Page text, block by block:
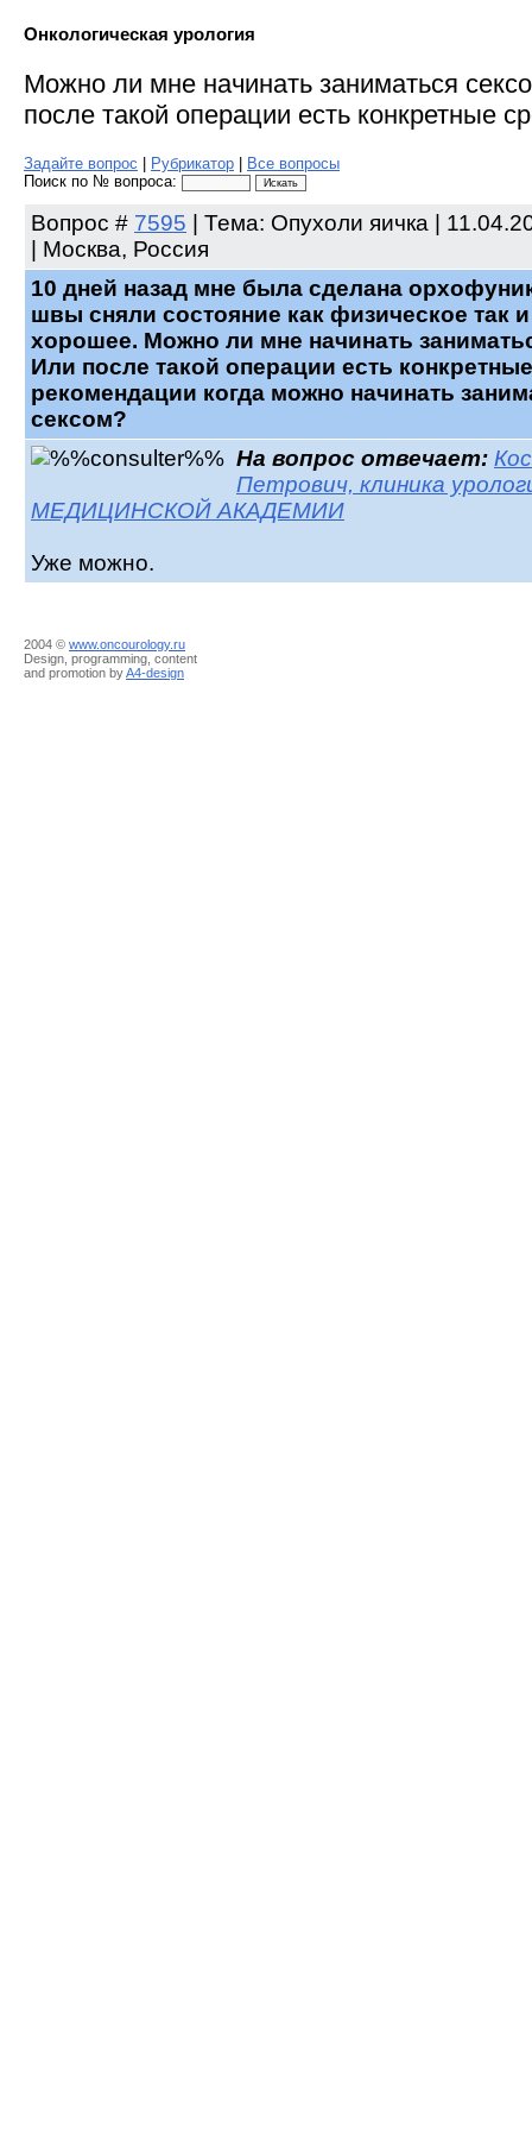
Онкологическая урология
Можно ли мне начинать заниматься
после такой операции есть конкретные
Задайте вопрос Рубрикатор
Все вопросы
Поиск по № вопроса:
Вопрос # 7595 | Тема: Опухоли яичка |
| Москва, Россия
10 дней назад мне была сделана
швы сняли состояние как физическое так
хорошее. Можно ли мне начинать
Или после такой операции есть
рекомендации когда можно начинать
сексом?
На вопрос отвечает:
Петрович, клиника
МЕДИЦИНСКОЙ АКАДЕМИИ
Уже можно.
2004 © www.oncourology.ru
Design, programming, content
and promotion byA4-design